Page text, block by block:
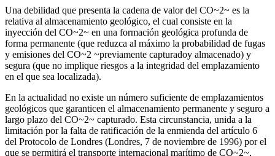
Una debilidad que presenta la cadena de valor del CO~2~ es la
relativa al almacenamiento geológico, el cual consiste en la
inyección del CO~2~ en una formación geológica profunda de
forma permanente (que reduzca al máximo la probabilidad de fugas
y emisiones del CO~2 ~previamente capturadoy almacenado) y
segura (que no implique riesgos a la integridad del emplazamiento
en el que sea localizada).
En la actualidad no existe un número suficiente de emplazamientos
geológicos que garanticen el almacenamiento permanente y seguro a
largo plazo del CO~2~ capturado. Esta circunstancia, unida a la
limitación por la falta de ratificación de la enmienda del artículo 6
del Protocolo de Londres (Londres, 7 de noviembre de 1996) por el
que se permitirá el transporte internacional marítimo de CO~2~,